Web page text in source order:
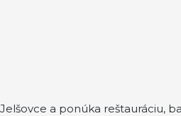
a ponúka reštauráciu,